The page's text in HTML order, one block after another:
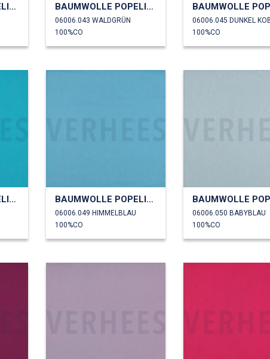
BAUMWOLLE POPELINE BAUMWOLLE POPELINE
06006.043 WALDGRÜN
100%CO
100%CO
BAUMWOLLE POPELINE BAUMWOLLE POPELINE
06006.049 HIMMELBLAU
100%CO
06006.050 BABYBLAU
100%CO